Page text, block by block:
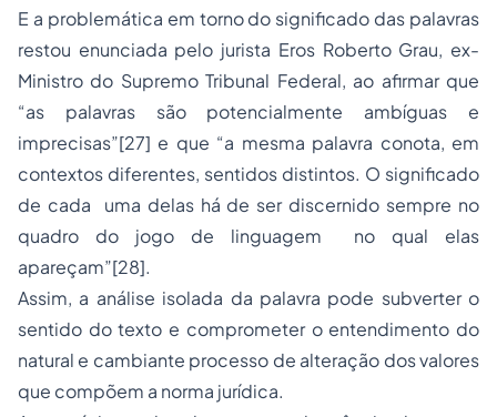
E a problemática em torno do significado das palavras
restou enunciada pelo jurista Eros Roberto Grau, ex-
Ministro do Supremo Tribunal Federal, ao afirmar que
“as palavras são potencialmente ambíguas e
imprecisas”[27] e que “a mesma palavra conota, em
contextos diferentes, sentidos distintos. O significado
de cada uma delas há de ser discernido sempre no
quadro do jogo de linguagem no qual elas
apareçam”[28].
Assim, a análise isolada da palavra pode subverter o
sentido do texto e comprometer o entendimento do
natural e cambiante processo de alteração dos valores
que compõem a norma jurídica.